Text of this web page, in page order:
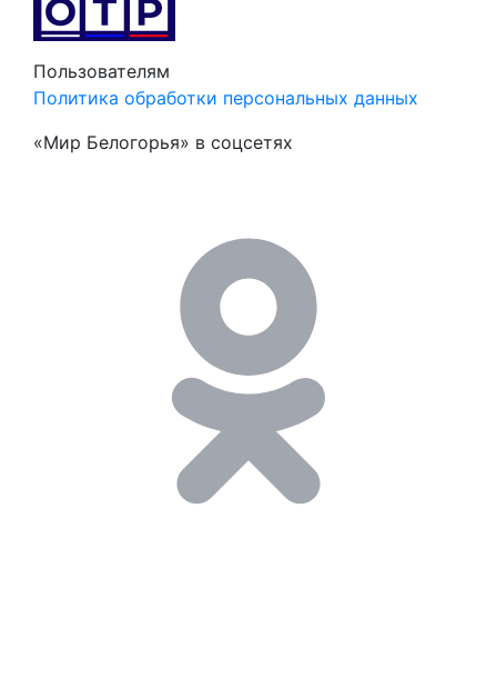
Пользователям
Политика обработки персональных данных
«Мир Белогорья» в соцсетях